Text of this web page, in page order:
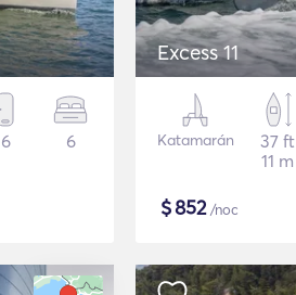
6 6
Excess 11
Katamarán
37 ft
11 m
$852/noc